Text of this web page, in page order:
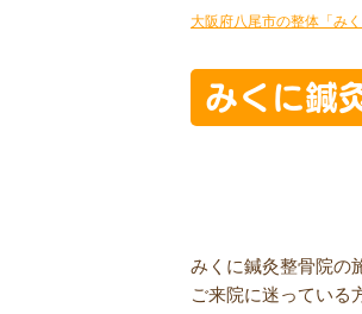
大阪府八尾市の整体「み
みくに鍼
みくに鍼灸整骨院の
ご来院に迷っている